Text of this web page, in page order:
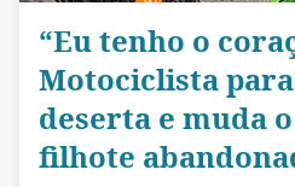
“Eu tenho o
Motociclista
deserta e muda
filhote